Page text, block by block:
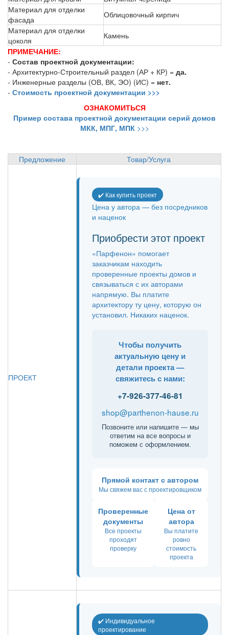
Материал для отделки
фасада
Облицовочный кирпич
Материал для отделки
цоколя
Камень
ПРИМЕЧАНИЕ:
- Состав проектной документации:
- Архитектурно-Строительный раздел (АР + КР) = да.
- Инженерные разделы (ОВ, ВК, ЭО) (ИС) = нет.
- Стоимость проектной документации >>>
ОЗНАКОМИТЬСЯ
Пример состава проектной документации серий домов
МКК, МПГ, МПК >>>
Предложение Товар/Услуга
ПРОЕКТ
✔️ Как купить проект
Цена у автора — без посредников
и наценок
Приобрести этот проект
«Парфенон» помогает
заказчикам находить
проверенные проекты домов и
связываться с их авторами
напрямую. Вы платите
архитектору ту цену, которую он
установил. Никаких наценок.
Чтобы получить
актуальную цену и
детали проекта —
свяжитесь с нами:
+7-926-377-46-81
shop@parthenon-hause.ru
Позвоните или напишите — мы
ответим на все вопросы и
поможем с оформлением.
Прямой контакт с автором
Мы свяжем вас с проектировщиком
Проверенные
документы
Все проекты
проходят
проверку
Цена от
автора
Вы платите
ровно
стоимость
проекта
✔️ Индивидуальное
проектирование